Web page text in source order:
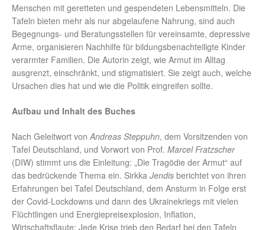
Menschen mit geretteten und gespendeten Lebensmitteln. Die
Tafeln bieten mehr als nur abgelaufene Nahrung, sind auch
Begegnungs- und Beratungsstellen für vereinsamte, depressive
Arme, organisieren Nachhilfe für bildungsbenachteiligte Kinder
verarmter Familien. Die Autorin zeigt, wie Armut im Alltag
ausgrenzt, einschränkt, und stigmatisiert. Sie zeigt auch, welche
Ursachen dies hat und wie die Politik eingreifen sollte.
Aufbau und Inhalt des Buches
Nach Geleitwort vonAndreas Steppuhn, dem Vorsitzenden von
Tafel Deutschland, und Vorwort von Prof. Marcel Fratzscher
(DIW) stimmt uns die Einleitung: „Die Tragödie der Armut“ auf
das bedrückende Thema ein. Sirkka Jendis berichtet von ihren
Erfahrungen bei Tafel Deutschland, dem Ansturm in Folge erst
der Covid-Lockdowns und dann des Ukrainekriegs mit vielen
Flüchtlingen und Energiepreisexplosion, Inflation,
Wirtschaftsflaute: Jede Krise trieb den Bedarf bei den Tafeln